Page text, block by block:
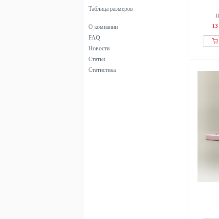
черный
Таблица размеров
О компании
FAQ
Новости
Статьи
Статистика